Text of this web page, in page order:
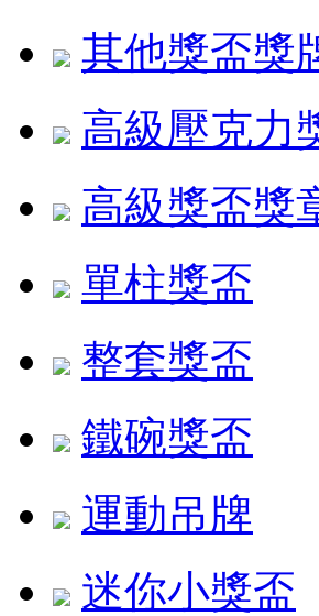
其他獎盃獎
高級壓克力
高級獎盃獎
單柱獎盃
整套獎盃
鐵碗獎盃
運動吊牌
迷你小獎盃